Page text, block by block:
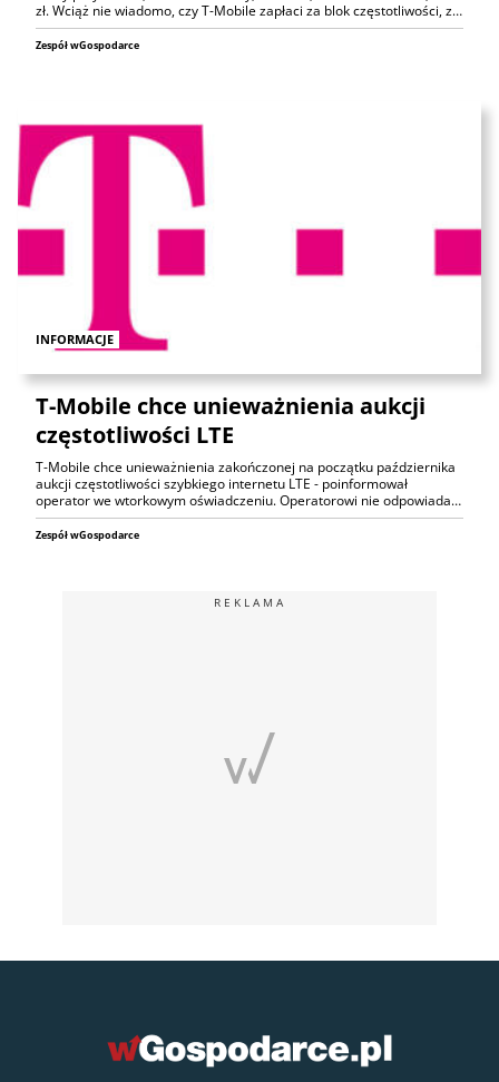
zł. Wciąż nie wiadomo, czy T-Mobile zapłaci za blok częstotliwości, z…
Zespół wGospodarce
INFORMACJE
T-Mobile chce unieważnienia aukcji
częstotliwości LTE
T-Mobile chce unieważnienia zakończonej na początku października
aukcji częstotliwości szybkiego internetu LTE - poinformował
operator we wtorkowym oświadczeniu. Operatorowi nie odpowiada…
Zespół wGospodarce
REKLAMA